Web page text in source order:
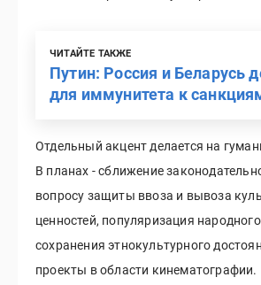
ЧИТАЙТЕ ТАКЖЕ
Путин: Россия и Беларусь
для иммунитета к
Отдельный акцент делается на
В планах - сближение
вопросу защиты ввоза и вывоза
ценностей, популяризация
сохранения этнокультурного
проекты в области кинематографии.